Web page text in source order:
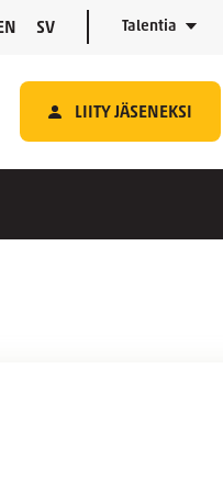
SV Talentia
LIITY JÄSENEKSI